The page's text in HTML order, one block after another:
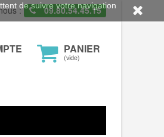
: 09.80.54.45.15
PANIER
(vide)
de suivre votre navigation